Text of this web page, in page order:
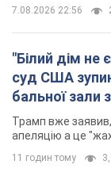
7.08.2026 22:56
"Білий дім не
суд США
бальної зали
Трамп вже
апеляцію а це
11 годин тому